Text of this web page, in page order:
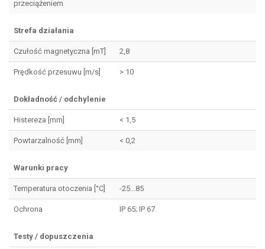
przeciążeniem
Strefa działania
Czułość magnetyczna [mT] 2,8
Prędkość przesuwu [m/s] > 10
Dokładność / odchylenie
Histereza [mm] < 1,5
Powtarzalność [mm] < 0,2
Warunki pracy
Temperatura otoczenia [°C] -25...85
Ochrona IP 65; IP 67
Testy / dopuszczenia